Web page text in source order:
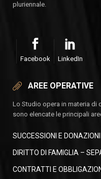
pluriennale.
Facebook LinkedIn
AREE OPERATIVE
Lo Studio opera in materia di
sono elencate le principali
SUCCESSIONI E DONAZIONI
DIRITTO DI FAMIGLIA –
CONTRATTI E